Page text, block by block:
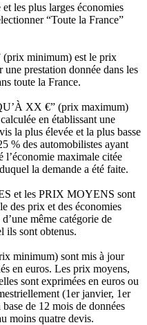
les plus larges économies
“Toute la France”
minimum) est le prix
prestation donnée dans les
toute la France.
XX €” (prix maximum)
en établissant une
la plus élevée et la plus basse
% des automobilistes ayant
l’économie maximale citée
la demande a été faite.
et les PRIX MOYENS sont
des prix et des économies
même catégorie de
ils sont obtenus.
minimum) sont mis à jour
en euros. Les prix moyens,
sont exprimées en euros ou
(1er janvier, 1er
de 12 mois de données
moins quatre devis.